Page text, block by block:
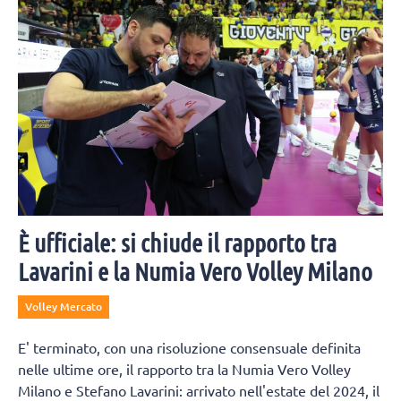
soluzioni.
È ufficiale: si chiude il rapporto tra
Lavarini e la Numia Vero Volley Milano
Volley Mercato
E' terminato, con una risoluzione consensuale definita
nelle ultime ore, il rapporto tra la Numia Vero Volley
Milano e Stefano Lavarini: arrivato nell'estate del 2024, il